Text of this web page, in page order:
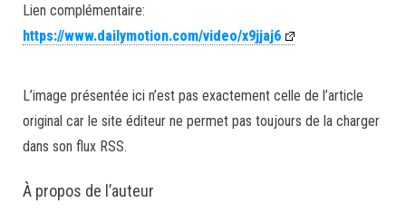
Lien complémentaire:
https://www.dailymotion.com/video/x9jjaj6
L’image présentée ici n’est pas exactement celle de l’article
original car le site éditeur ne permet pas toujours de la charger
dans son flux RSS.
À propos de l’auteur